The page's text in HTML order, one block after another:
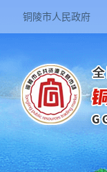
铜陵市人民政府